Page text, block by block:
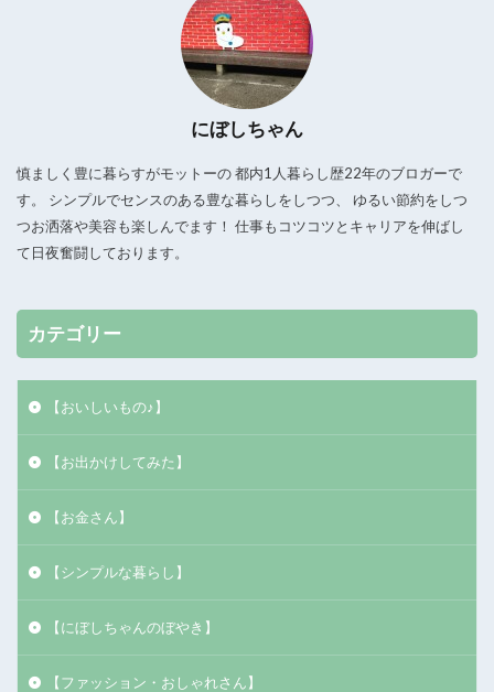
にぼしちゃん
慎ましく豊に暮らすがモットーの 都内1人暮らし歴22年のブロガーで
す。 シンプルでセンスのある豊な暮らしをしつつ、 ゆるい節約をしつ
つお洒落や美容も楽しんでます！ 仕事もコツコツとキャリアを伸ばし
て日夜奮闘しております。
カテゴリー
【おいしいもの♪】
【お出かけしてみた】
【お金さん】
【シンプルな暮らし】
【にぼしちゃんのぼやき】
【ファッション・おしゃれさん】